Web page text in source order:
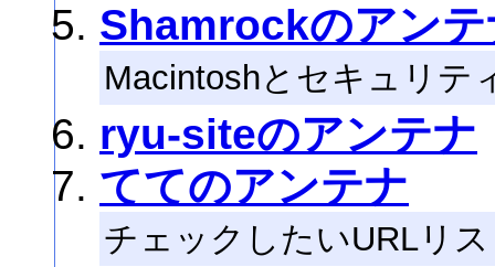
Shamrockのアンテ
Macintoshとセキュリテ
ryu-siteのアンテナ
ててのアンテナ
チェックしたいURLリ